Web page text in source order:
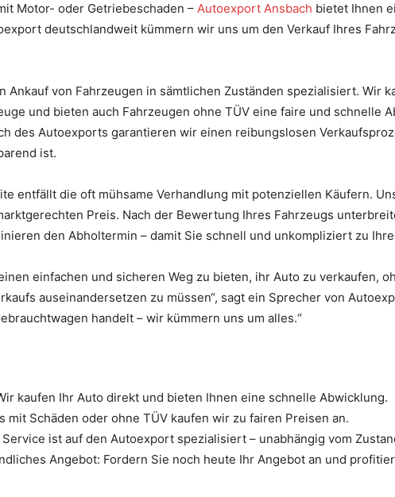
Motor- oder Getriebeschaden – Autoexport Ansbach bietet Ihnen
deutschlandweit kümmern wir uns um den Verkauf Ihres
Ankauf von Fahrzeugen in sämtlichen Zuständen spezialisiert. Wir
und bieten auch Fahrzeugen ohne TÜV eine faire und schnelle
des Autoexports garantieren wir einen reibungslosen
ist.
entfällt die oft mühsame Verhandlung mit potenziellen Käufern.
Preis. Nach der Bewertung Ihres Fahrzeugs
den Abholtermin – damit Sie schnell und unkompliziert zu
einfachen und sicheren Weg zu bieten, ihr Auto zu verkaufen,
auseinandersetzen zu müssen“, sagt ein Sprecher von
handelt – wir kümmern uns um alles.“
kaufen Ihr Auto direkt und bieten Ihnen eine schnelle Abwicklung.
mit Schäden oder ohne TÜV kaufen wir zu fairen Preisen an.
ist auf den Autoexport spezialisiert – unabhängig vom
Angebot: Fordern Sie noch heute Ihr Angebot an und